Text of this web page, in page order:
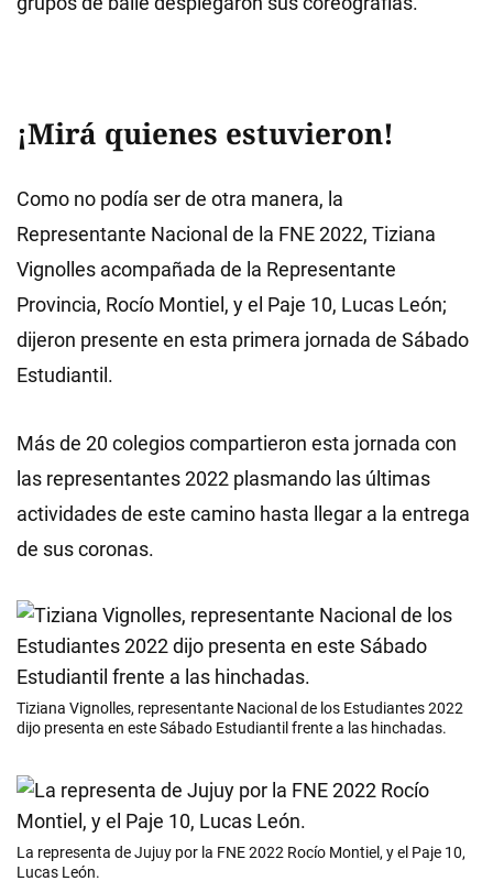
¡Mirá quienes estuvieron!
Como no podía ser de otra manera, la
Representante Nacional de la FNE 2022, Tiziana
Vignolles acompañada de la Representante
Provincia, Rocío Montiel, y el Paje 10, Lucas León;
dijeron presente en esta primera jornada de Sábado
Estudiantil.
Más de 20 colegios compartieron esta jornada con
las representantes 2022 plasmando las últimas
actividades de este camino hasta llegar a la entrega
de sus coronas.
Tiziana Vignolles, representante Nacional de los Estudiantes 2022
dijo presenta en este Sábado Estudiantil frente a las hinchadas.
La representa de Jujuy por la FNE 2022 Rocío Montiel, y el Paje 10,
Lucas León.